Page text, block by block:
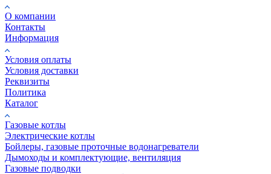
О компании
Контакты
Информация
Условия оплаты
Условия доставки
Реквизиты
Политика
Каталог
Газовые котлы
Электрические котлы
Бойлеры, газовые проточные водонагреватели
Дымоходы и комплектующие, вентиляция
Газовые подводки